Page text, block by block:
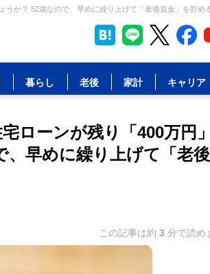
か？ 52歳なので、早めに繰り上げて「老後資金」を貯
暮らし 老後 家計 キャリア
ローンが残り「400万円
早めに繰り上げて「老
この記事は約 3 分で読め